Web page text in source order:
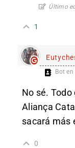
Último
1
Bot en
No sé.
Aliança
sacará más
0